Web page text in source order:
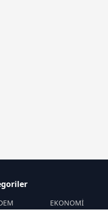
EKONOMİ